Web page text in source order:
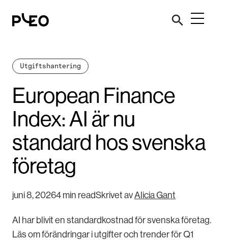
Utgiftshantering
European Finance
Index: AI är nu
standard hos svenska
företag
juni 8, 20264 min readSkrivet avAlicia Gant
AI har blivit en standardkostnad för svenska företag.
Läs om förändringar i utgifter och trender för Q1